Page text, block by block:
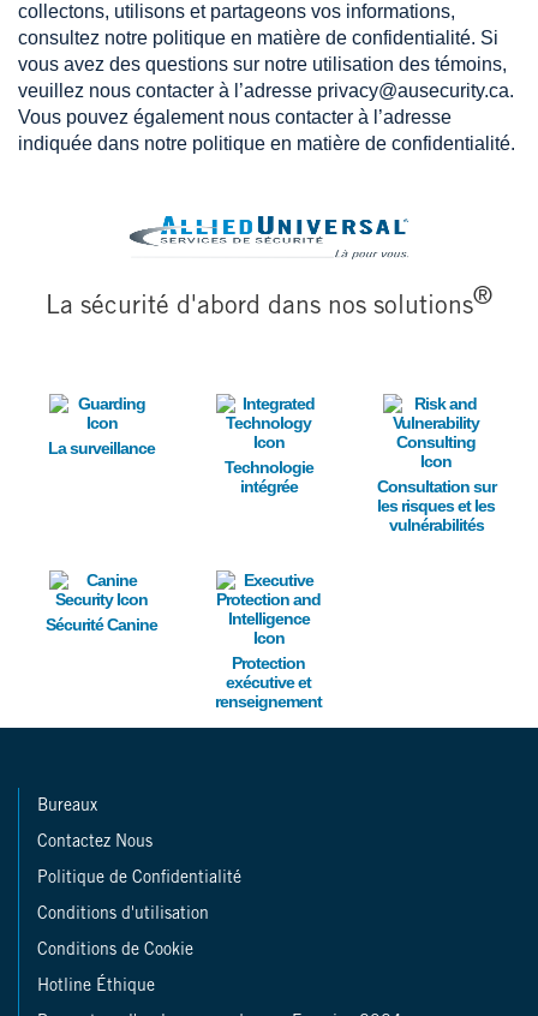
collectons, utilisons et partageons vos informations,
consultez notre politique en matière de confidentialité. Si
vous avez des questions sur notre utilisation des témoins,
veuillez nous contacter à l’adresse privacy@ausecurity.ca.
Vous pouvez également nous contacter à l’adresse
indiquée dans notre politique en matière de confidentialité.
La sécurité d'abord dans nos solutions®
Image
La surveillance
Image
Technologie
intégrée
Image
Consultation sur
les risques et les
vulnérabilités
Image
Sécurité Canine
Image
Protection
exécutive et
renseignement
Bureaux
Contactez Nous
Politique de Confidentialité
Conditions d'utilisation
Conditions de Cookie
Hotline Éthique